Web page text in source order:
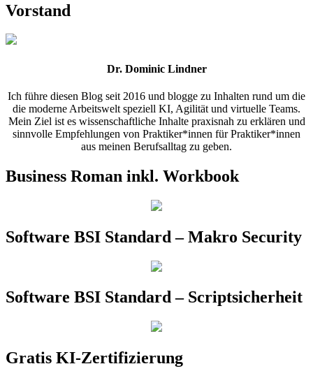
Vorstand
Dr. Dominic Lindner
Ich führe diesen Blog seit 2016 und blogge zu Inhalten rund um die
die moderne Arbeitswelt speziell KI, Agilität und virtuelle Teams.
Mein Ziel ist es wissenschaftliche Inhalte praxisnah zu erklären und
sinnvolle Empfehlungen von Praktiker*innen für Praktiker*innen
aus meinen Berufsalltag zu geben.
Business Roman inkl. Workbook
Software BSI Standard – Makro Security
Software BSI Standard – Scriptsicherheit
Gratis KI-Zertifizierung